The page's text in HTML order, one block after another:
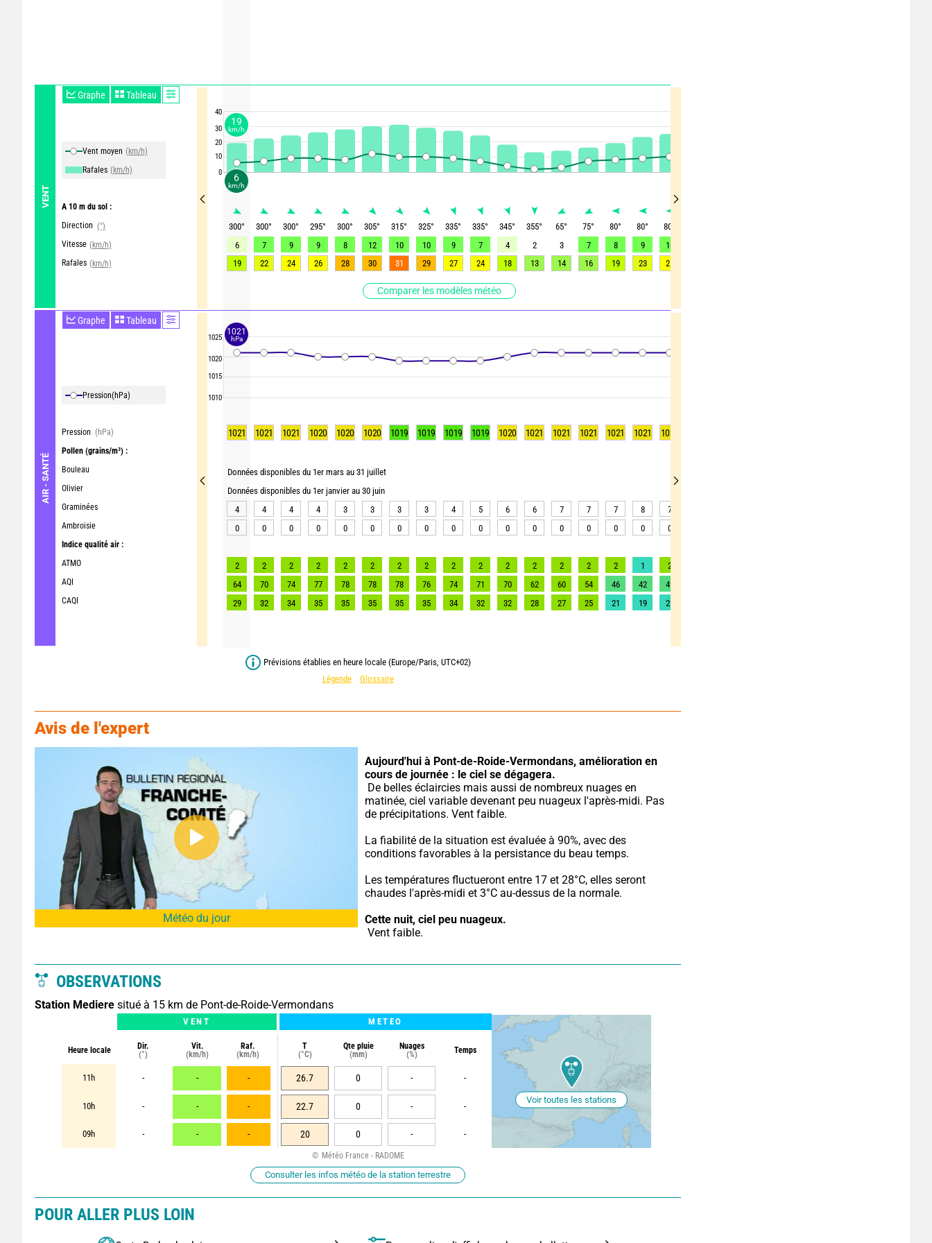
VENT
Graphe Tableau
Vent moyen (km/h)
Rafales (km/h)
A 10 m du sol :
Direction (°)
Vitesse (km/h)
Rafales (km/h)
Comparer les modèles météo
AIR - SANTÉ
Graphe Tableau
Pression(hPa)
Pression (hPa)
Pollen (grains/m³) :
Bouleau
Olivier
Graminées
Ambroisie
Indice qualité air :
ATMO
AQI
CAQI
40
30
20
10
0
1025
1020
1015
1010
300° 300° 300° 295° 300° 305° 315° 325° 335° 335° 345° 355° 65° 75° 80° 80° 80
6
7 9 9 8 12 10 10 9 7 4 2 3 7 8 9 10
19
22 24 26 28 30 31 29 27 24 18 13 14 16 19 23 25
1021 1021 1021 1020 1020 1020 1019 1019 1019 1019 1020 1021 1021 1021 1021 1021 1021
Données disponibles du 1er mars au 31 juillet
Données disponibles du 1er janvier au 30 juin
4
4 4 4 3 3 3 3 4 5 6 6 7 7 7 8 7
0
0 0 0 0 0 0 0 0 0 0 0 0 0 0 0 0
2 2 2 2 2 2 2 2 2 2 2 2 2 2 2 1 2
64
70 74 77 78 78 78 76 74 71 70 62 60 54 46 42 49
29
32 34 35 35 35 35 35 34 32 32 28 27 25 21 19 22
Prévisions établies en heure locale (Europe/Paris, UTC+02)
Légende
Glossaire
Avis de l'expert
Météo du jour
Aujourd'hui à Pont-de-Roide-Vermondans, amélioration en
cours de journée : le ciel se dégagera.
matinée, ciel variable devenant peu nuageux l'après-midi. Pas
de précipitations. Vent faible.
La fiabilité de la situation est évaluée à 90%, avec des
conditions favorables à la persistance du beau temps.
Les températures fluctueront entre 17 et 28°C, elles seront
chaudes l'après-midi et 3°C au-dessus de la normale.
Cette nuit, ciel peu nuageux.
Vent faible.
OBSERVATIONS
Station Mediere situé à 15 km de Pont-de-Roide-Vermondans
VENT METEO
Heure locale
Dir.
(°)
Vit.
(km/h)
Raf.
(km/h)
T
(°C)
Qte pluie
(mm)
Nuages
(%)
Temps
11h - - - 26.7 0 - -
10h - - - 22.7 0 - -
09h - - - 20 0 - -
Voir toutes les stations
Météo France - RADOME
Consulter les infos météo de la station terrestre
POUR ALLER PLUS LOIN
6
km/h
19
km/h
1021
hPa